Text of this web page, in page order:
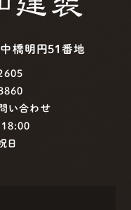
橋明円51番地
い合わせ
日